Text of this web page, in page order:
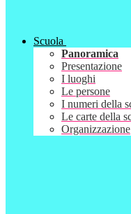
Scuola
Panoramica
Presentazione
I luoghi
Le persone
I numeri della
Le carte della
Organizzazione